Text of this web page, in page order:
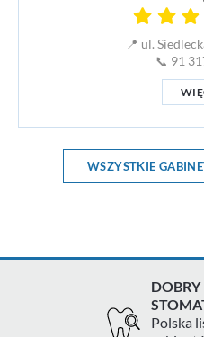
📍 ul.
📞 91
WSZYSTKIE
DOBRY
Polska